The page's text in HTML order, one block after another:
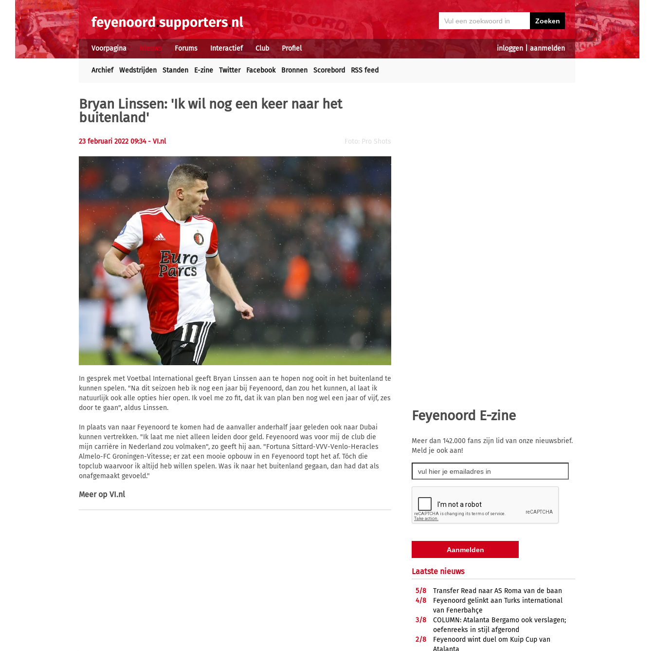
inloggen aanmelden
Voorpagina Nieuws Forums Interactief Club Profiel
Archief Wedstrijden Standen E-zine Twitter Facebook Bronnen Scorebord RSS feed
Bryan Linssen: 'Ik wil nog een keer naar het
buitenland'
23 februari 2022 09:34- VI.nl Foto: Pro Shots
In gesprek met Voetbal International geeft Bryan Linssen aan te hopen nog ooit in het buitenland te
kunnen spelen. "Na dit seizoen heb ik nog een jaar bij Feyenoord, dan zou het kunnen, al laat ik
natuurlijk ook alle opties hier open. Ik voel me zo fit, dat ik van plan ben nog wel een jaar of vijf, zes
door te gaan", aldus Linssen.
In plaats van naar Feyenoord te komen had de aanvaller anderhalf jaar geleden ook naar Dubai
kunnen vertrekken. "Ik laat me niet alleen leiden door geld. Feyenoord was voor mij de club die
mijn carrière in Nederland zou volmaken", zo geeft hij aan. "Fortuna Sittard-VVV-Venlo-Heracles
Almelo-FC Groningen-Vitesse; er zat een mooie opbouw in en Feyenoord topt het af. Tóch die
topclub waarvoor ik altijd heb willen spelen. Was ik naar het buitenland gegaan, dan had dat als
onafgemaakt gevoeld."
Meer op VI.nl
Feyenoord E-zine
Meer dan 142.000 fans zijn lid van onze nieuwsbrief.
Meld je ook aan!
Laatste nieuws
5/8
Transfer Read naar AS Roma van de baan
4/8
Feyenoord gelinkt aan Turks international
van Fenerbahçe
3/8
COLUMN: Atalanta Bergamo ook verslagen;
oefenreeks in stijl afgerond
2/8
Feyenoord wint duel om Kuip Cup van
Atalanta